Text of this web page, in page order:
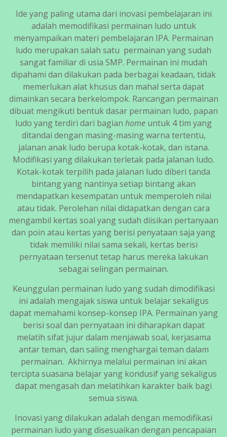
Ide yang paling utama dari inovasi pembelajaran ini
adalah memodifikasi permainan ludo untuk
menyampaikan materi pembelajaran IPA. Permainan
ludo merupakan salah satu permainan yang sudah
sangat familiar di usia SMP. Permainan ini mudah
dipahami dan dilakukan pada berbagai keadaan, tidak
memerlukan alat khusus dan mahal serta dapat
dimainkan secara berkelompok. Rancangan permainan
dibuat mengikuti bentuk dasar permainan ludo, papan
ludo yang terdiri dari bagian home untuk 4 tim yang
ditandai dengan masing-masing warna tertentu,
jalanan anak ludo berupa kotak-kotak, dan istana.
Modifikasi yang dilakukan terletak pada jalanan ludo.
Kotak-kotak terpilih pada jalanan ludo diberi tanda
bintang yang nantinya setiap bintang akan
mendapatkan kesempatan untuk memperoleh nilai
atau tidak. Perolehan nilai didapatkan dengan cara
mengambil kertas soal yang sudah diisikan pertanyaan
dan poin atau kertas yang berisi penyataan saja yang
tidak memiliki nilai sama sekali, kertas berisi
pernyataan tersenut tetap harus mereka lakukan
sebagai selingan permainan.
Keunggulan permainan ludo yang sudah dimodifikasi
ini adalah mengajak siswa untuk belajar sekaligus
dapat memahami konsep-konsep IPA. Permainan yang
berisi soal dan pernyataan ini diharapkan dapat
melatih sifat jujur dalam menjawab soal, kerjasama
antar teman, dan saling menghargai teman dalam
permainan. Akhirnya melalui permainan ini akan
tercipta suasana belajar yang kondusif yang sekaligus
dapat mengasah dan melatihkan karakter baik bagi
semua siswa.
Inovasi yang dilakukan adalah dengan memodifikasi
permainan ludo yang disesuaikan dengan pencapaian